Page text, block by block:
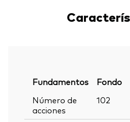
Fundamentos Fondo
Número de
acciones
102